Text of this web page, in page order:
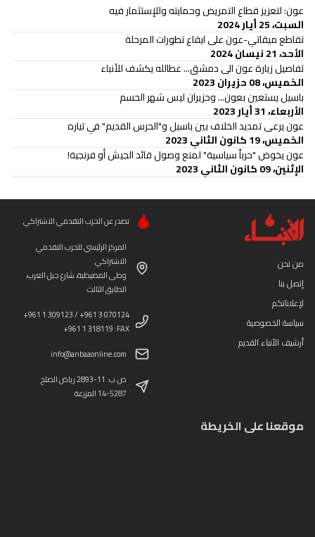
عون: لتعزيز قطاع التمريض وحمايته وللإستثمار فيه
السبت، 25 أيار 2024
تقاطع ميقاتي-عون على ايقاع تطورات المرحلة
الأحد، 21 نيسان 2024
تفاصيل زيارة عون الى دمشق... عطالله يكشف للأنباء
الخميس، 08 حزيران 2023
باسيل يستعين بعون... وحزيران ليس شهر الحسم
الأربعاء، 31 أيار 2023
عون يرعى تمديد الخلاف بين باسيل و"الحرس القديم" في تياره
الخميس، 19 كانون الثاني 2023
عون يخوض "حرباً سياسية" لمنع وصول قائد الجيش أو فرنجية!
الإثنين، 09 كانون الثاني 2023
من نحن
إتصل بنا
لإعلاناتكم
سياسة الخصوصية
أرشيف الأنباء القديم
تصدر عن الحزب التقدمي الاشتراكي
المركز الرئيسي للحزب التقدمي
الاشتراكي
وطى المصيطبة، شارع جبل العرب،
الطابق الثالث
+961 1 309123 / +961 3 070124
+961 1 318119 :FAX
info@anbaaonline.com
ص.ب: 11-2893 رياض الصلح
14-5287 المزرعة
موقعنا على الخريطة